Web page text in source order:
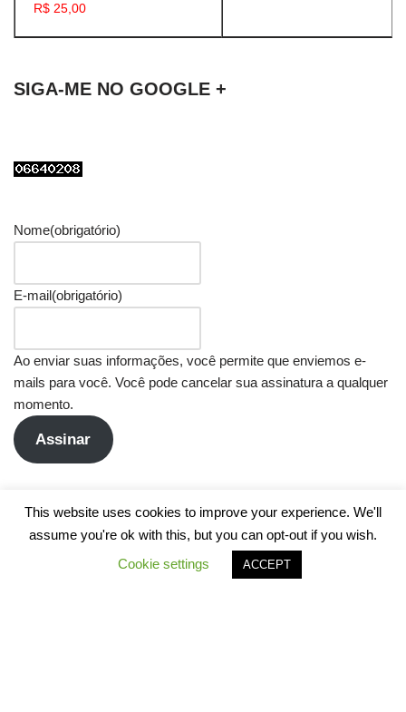
R$ 25,00
SIGA-ME NO GOOGLE +
Nome(obrigatório)
E-mail(obrigatório)
Ao enviar suas informações, você permite que enviemos e-
mails para você. Você pode cancelar sua assinatura a qualquer
momento.
Assinar
This website uses cookies to improve your experience. We'll
assume you're ok with this, but you can opt-out if you wish.
Cookie settings
ACCEPT